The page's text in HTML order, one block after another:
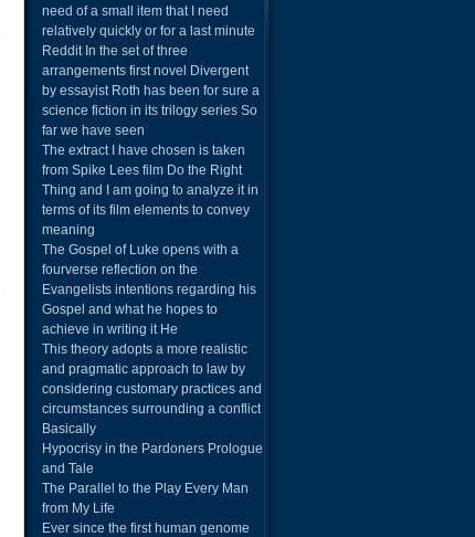
need of a small item that I need
relatively quickly or for a last minute
Reddit In the set of three
arrangements first novel Divergent
by essayist Roth has been for sure a
science fiction in its trilogy series So
far we have seen
The extract I have chosen is taken
from Spike Lees film Do the Right
Thing and I am going to analyze it in
terms of its film elements to convey
meaning
The Gospel of Luke opens with a
fourverse reflection on the
Evangelists intentions regarding his
Gospel and what he hopes to
achieve in writing it He
This theory adopts a more realistic
and pragmatic approach to law by
considering customary practices and
circumstances surrounding a conflict
Basically
Hypocrisy in the Pardoners Prologue
and Tale
The Parallel to the Play Every Man
from My Life
Ever since the first human genome